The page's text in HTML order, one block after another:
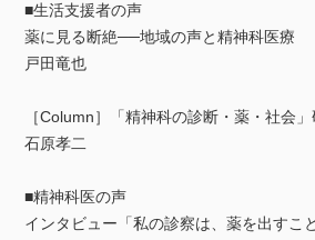
■生活支援者の声
薬に見る断絶──地域の声と精神科医療
戸田竜也
［Column］「精神科の診断・薬・社会
石原孝二
■精神科医の声
インタビュー「私の診察は、薬を出すこ